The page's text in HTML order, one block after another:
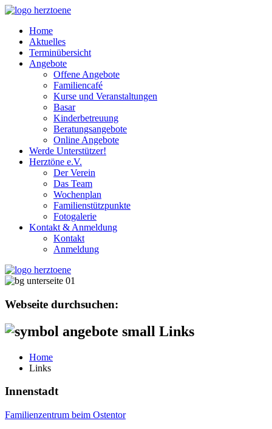
Home
Aktuelles
Terminübersicht
Angebote
Offene Angebote
Familiencafé
Kurse und Veranstaltungen
Basar
Kinderbetreuung
Beratungsangebote
Online Angebote
Werde Unterstützer!
Herztöne e.V.
Der Verein
Das Team
Wochenplan
Familienstützpunkte
Fotogalerie
Kontakt & Anmeldung
Kontakt
Anmeldung
Webseite durchsuchen:
Links
Home
Links
Innenstadt
Familienzentrum beim Ostentor